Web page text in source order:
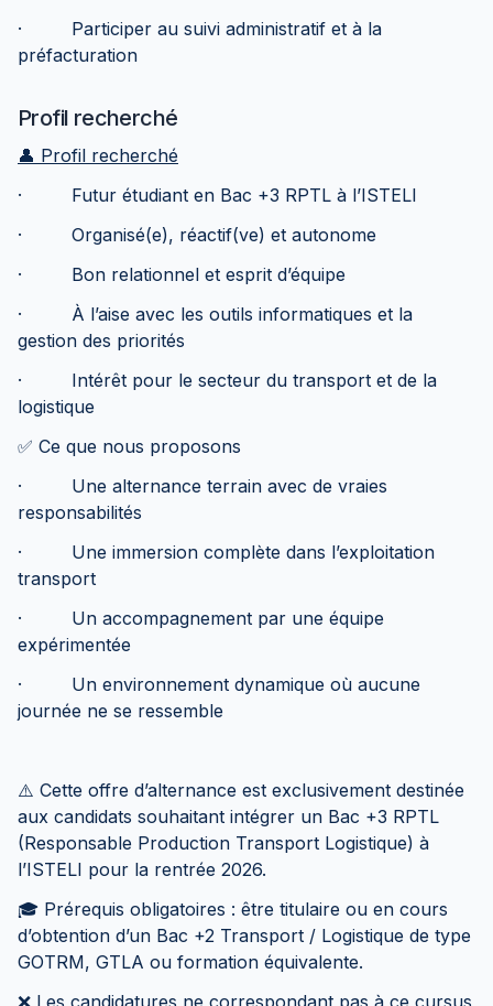
· Participer au suivi administratif et à la
préfacturation
Profil recherché
👤 Profil recherché
· Futur étudiant en Bac +3 RPTL à l’ISTELI
· Organisé(e), réactif(ve) et autonome
· Bon relationnel et esprit d’équipe
· À l’aise avec les outils informatiques et la
gestion des priorités
· Intérêt pour le secteur du transport et de la
logistique
✅ Ce que nous proposons
· Une alternance terrain avec de vraies
responsabilités
· Une immersion complète dans l’exploitation
transport
· Un accompagnement par une équipe
expérimentée
· Un environnement dynamique où aucune
journée ne se ressemble
⚠️ Cette offre d’alternance est exclusivement destinée
aux candidats souhaitant intégrer un Bac +3 RPTL
(Responsable Production Transport Logistique) à
l’ISTELI pour la rentrée 2026.
🎓 Prérequis obligatoires : être titulaire ou en cours
d’obtention d’un Bac +2 Transport / Logistique de type
GOTRM, GTLA ou formation équivalente.
❌ Les candidatures ne correspondant pas à ce cursus